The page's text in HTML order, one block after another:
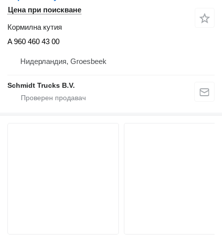
Цена при поискване
Кормилна кутия
A 960 460 43 00
Нидерландия, Groesbeek
Schmidt Trucks B.V.